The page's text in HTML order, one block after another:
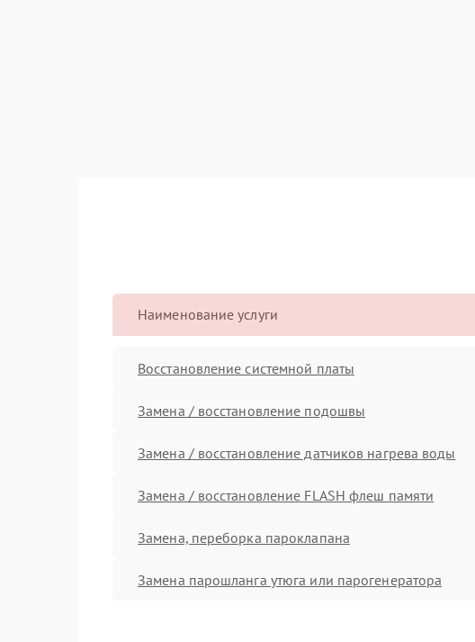
Наименование услуги
Восстановление системной платы
Замена / восстановление подошвы
Замена / восстановление датчиков нагрева воды
Замена / восстановление FLASH флеш памяти
Замена, переборка пароклапана
Замена парошланга утюга или парогенератора